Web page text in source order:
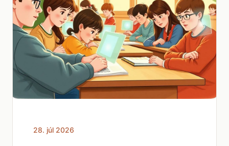
28. júl 2026